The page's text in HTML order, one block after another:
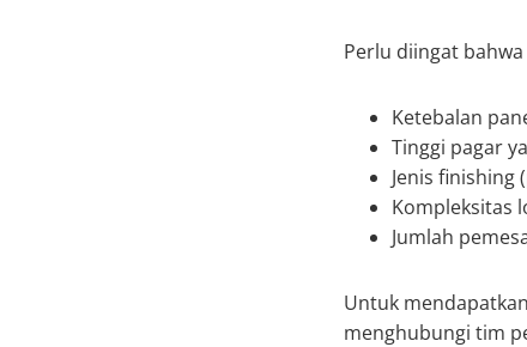
Perlu diingat
Ketebalan
Tinggi pagar
Jenis finishing
Kompleksitas
Jumlah
Untuk
menghubungi tim